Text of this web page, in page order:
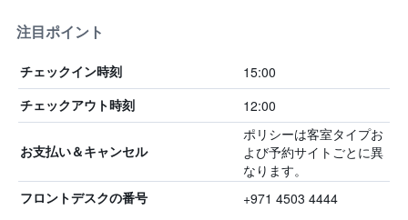
注目ポイント
チェックイン時刻 15:00
チェックアウト時刻 12:00
お支払い＆キャンセル
ポリシーは客室タイプお
よび予約サイトごとに異
なります。
フロントデスクの番号 +971 4503 4444